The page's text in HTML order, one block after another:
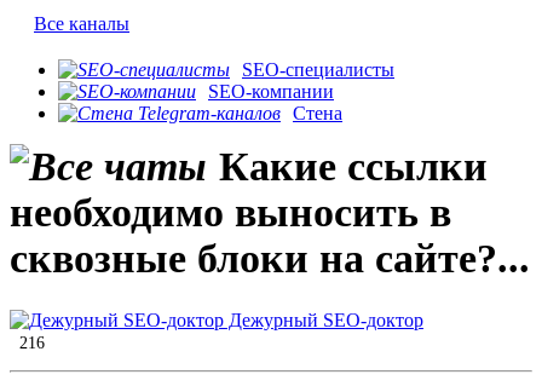
Все каналы
SEO-специалисты
SEO-компании
Стена
Какие ссылки
необходимо выносить в
сквозные блоки на сайте?...
Дежурный SEO-доктор
216